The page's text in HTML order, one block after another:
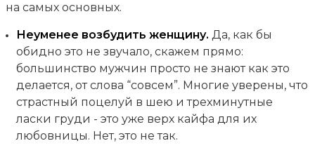
на самых основных.
Неуменее возбудить женщину. Да, как бы
обидно это не звучало, скажем прямо:
большинство мужчин просто не знают как это
делается, от слова “совсем”. Многие уверены, что
страстный поцелуй в шею и трехминутные
ласки груди - это уже верх кайфа для их
любовницы. Нет, это не так.